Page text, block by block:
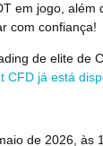
em jogo, além
com confiança!
de elite de
CFD já está
de 2026, às